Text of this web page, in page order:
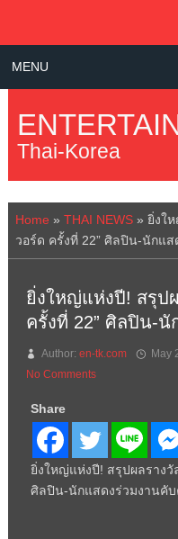
MENU
Thai-Korea
Home » THAI NEWS» ยิ่งใ
วอร์ด ครั้งที่ 22” ศิลปิน-นักแส
ยิ่งใหญ่แห่งปี! สรุป
ครั้งที่ 22” ศิลปิน-
Author: en-tk.com May
No Comments
Share
ยิ่งใหญ่แห่งปี! สรุปผลรางวั
ศิลปิน-นักแสดงร่วมงานคับ